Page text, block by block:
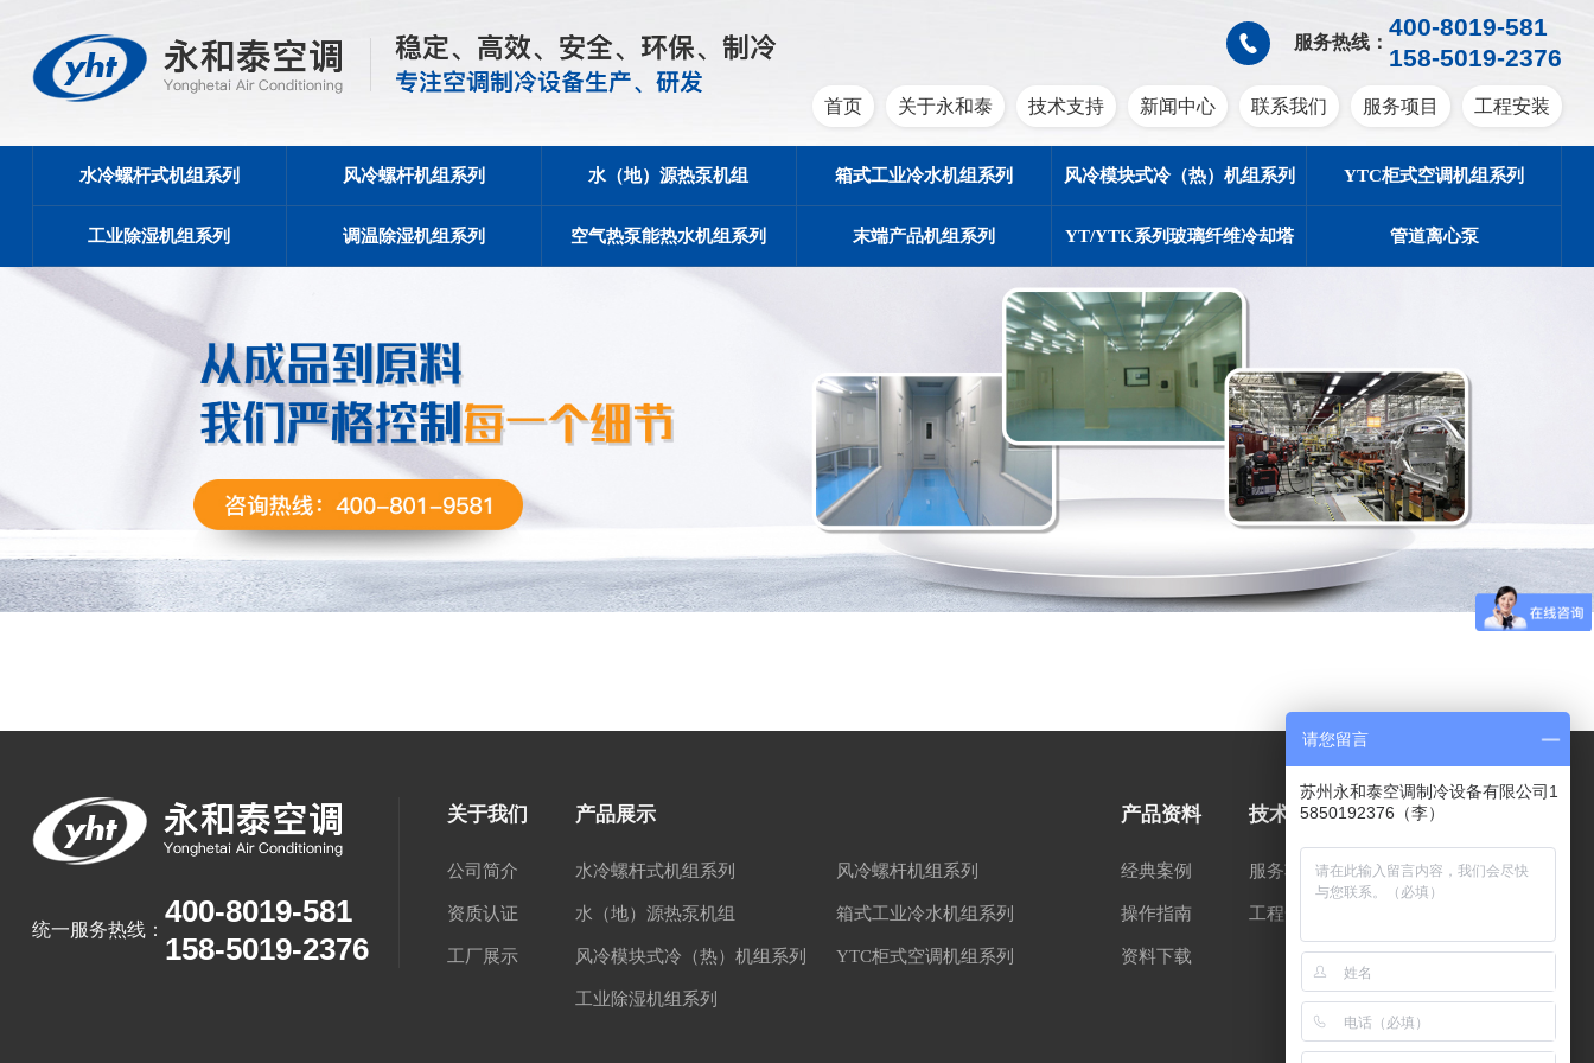
服务热线：
400-8019-581
158-5019-2376
首页 关于永和泰 技术支持 新闻中心 联系我们 服务项目 工程安装
水冷螺杆式机组系列 风冷螺杆机组系列 水（地）源热泵机组 箱式工业冷水机组系列 风冷模块式冷（热）机组系列 YTC柜式空调机组系列
工业除湿机组系列 调温除湿机组系列 空气热泵能热水机组系列 末端产品机组系列 YT/YTK系列玻璃纤维冷却塔 管道离心泵
统一服务热线：
400-8019-581
158-5019-2376
关于我们
公司简介
资质认证
工厂展示
产品展示
水冷螺杆式机组系列 风冷螺杆机组系列
水（地）源热泵机组 箱式工业冷水机组系列
风冷模块式冷（热）机组系列 YTC柜式空调机组系列
工业除湿机组系列
产品资料
经典案例
操作指南
资料下载
技术支持
服务项目
工程安装
请您留言
苏州永和泰空调制冷设备有限公司1
5850192376（李）